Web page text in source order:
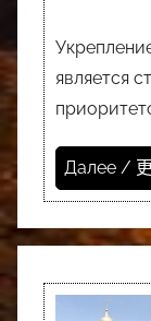
является
Далее /